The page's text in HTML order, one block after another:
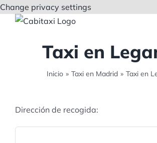
Change privacy settings
Taxi en
Inicio » Taxi en Madrid » Taxi en
Dirección de recogida: